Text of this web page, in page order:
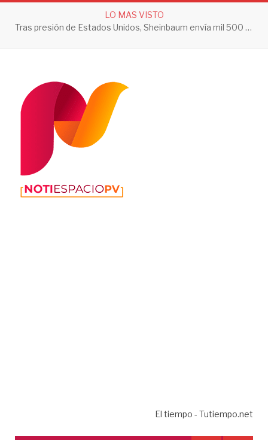
LO MAS VISTO
Tras presión de Estados Unidos, Sheinbaum envía mil 500 soldados a Michoacán
El tiempo - Tutiempo.net